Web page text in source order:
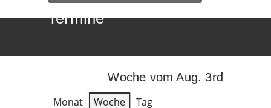
Termine
Woche vom Aug. 3rd
Monat
Woche
Tag